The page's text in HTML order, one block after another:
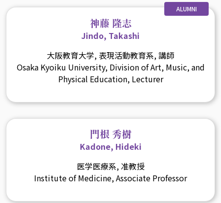
ALUMNI
神藤 隆志
Jindo, Takashi
大阪教育大学, 表現活動教育系, 講師
Osaka Kyoiku University, Division of Art, Music, and
Physical Education, Lecturer
門根 秀樹
Kadone, Hideki
医学医療系, 准教授
Institute of Medicine, Associate Professor